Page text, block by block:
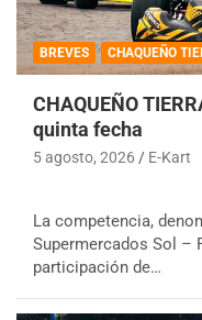
BREVES CHAQUEÑO
CHAQUEÑO
quinta fecha
5 agosto, 2026 E-Kart
La competencia,
Supermercados Sol –
participación de…